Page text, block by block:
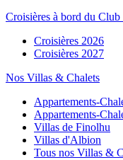
Croisières à bord du Club
Croisières 2026
Croisières 2027
Nos Villas & Chalets
Appartements-
Appartements-
Villas de Finolhu
Villas d'Albion
Tous nos Villas &